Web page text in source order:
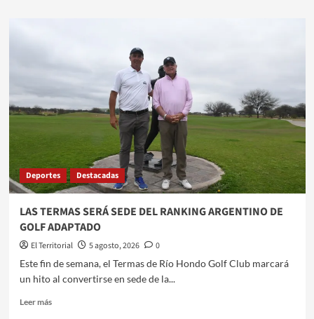
PARA
CUIDAR
CARDIOVASCULAR
ANTES,
DURANTE
Y
DEL
EMBARAZO
Deportes Destacadas
LAS TERMAS SERÁ SEDE DEL RANKING ARGENTINO DE
GOLF ADAPTADO
El Territorial 5 agosto, 2026
0
​​Este fin de semana, el Termas de Río Hondo Golf Club marcará
un hito al convertirse en sede de la...
Leer másLeer